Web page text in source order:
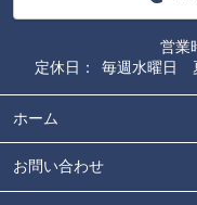
営業
定休日：
毎週水曜日
ホーム
お問い合わせ